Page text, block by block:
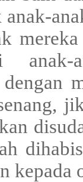
kepada